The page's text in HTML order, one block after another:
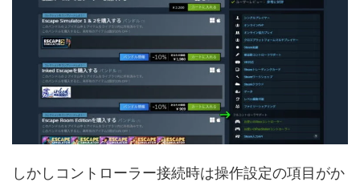
しかしコントローラー接続時は操作設定の項目がか